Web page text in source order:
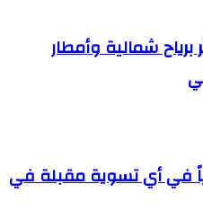
شمالية وأمطار
في أي تسوية مقبلة في